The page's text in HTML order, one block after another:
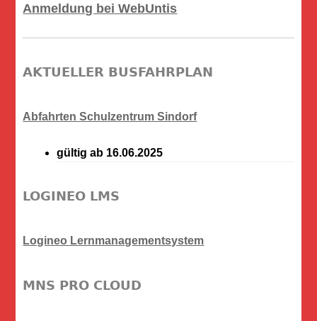
Anmeldung bei WebUntis
AKTUELLER BUSFAHRPLAN
Abfahrten Schulzentrum Sindorf
gültig ab 16.06.2025
LOGINEO LMS
Logineo Lernmanagementsystem
MNS PRO CLOUD